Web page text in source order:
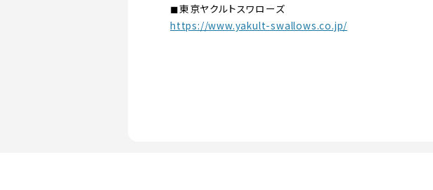
◼︎東京ヤクルトスワローズ
https://www.yakult-swallows.co.jp/